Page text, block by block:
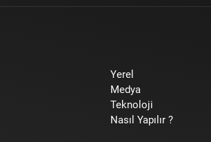
Yerel
Medya
Teknoloji
Nasıl Yapılır ?